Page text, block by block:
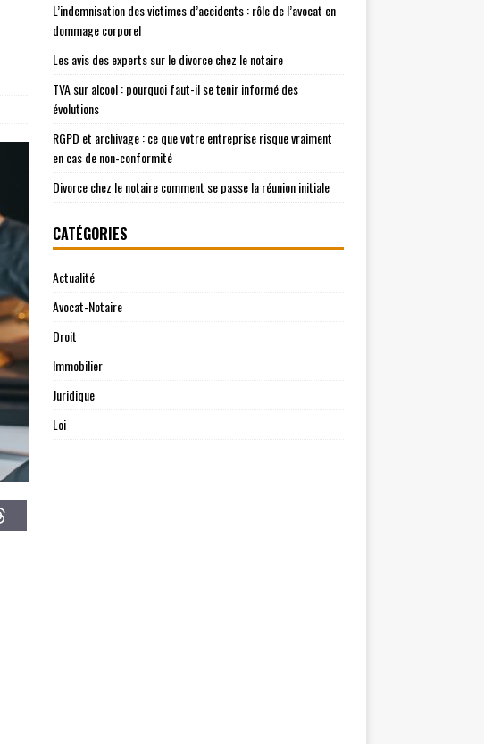
L’indemnisation des victimes d’accidents : rôle de l’avocat en
dommage corporel
Les avis des experts sur le divorce chez le notaire
TVA sur alcool : pourquoi faut-il se tenir informé des
évolutions
RGPD et archivage : ce que votre entreprise risque vraiment
en cas de non-conformité
Divorce chez le notaire comment se passe la réunion initiale
CATÉGORIES
Actualité
Avocat-Notaire
Droit
Immobilier
Juridique
Loi